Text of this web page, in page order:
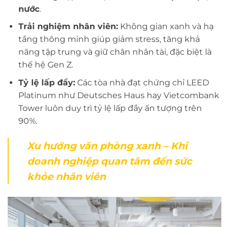
nước.
Trải nghiệm nhân viên:Không gian xanh và hạ
tầng thông minh giúp giảm stress, tăng khả
năng tập trung và giữ chân nhân tài, đặc biệt là
thế hệ Gen Z.
Tỷ lệ lấp đầy:Các tòa nhà đạt chứng chỉ LEED
Platinum như Deutsches Haus hay Vietcombank
Tower luôn duy trì tỷ lệ lấp đầy ấn tượng trên
90%.
Xu hướng văn phòng xanh – Khi
doanh nghiệp quan tâm đến sức
khỏe nhân viên